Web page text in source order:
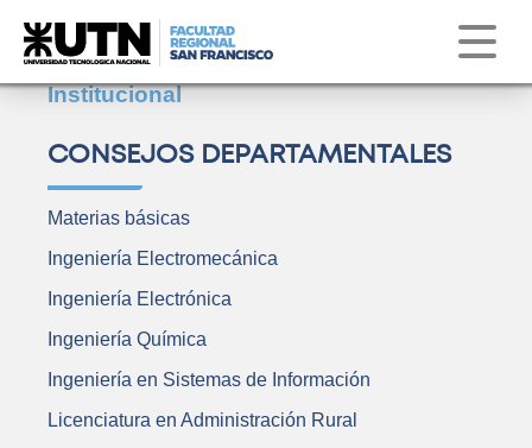
Institucional Obs. Astronómico
Institucional
CONSEJOS DEPARTAMENTALES
Materias básicas
Ingeniería Electromecánica
Ingeniería Electrónica
Ingeniería Química
Ingeniería en Sistemas de Información
Licenciatura en Administración Rural